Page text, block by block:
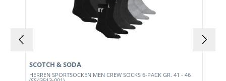
HERREN SPORTSOCKEN MEN CREW SOCKS 6-PACK GR. 41 - 46
SCOTCH & SODA